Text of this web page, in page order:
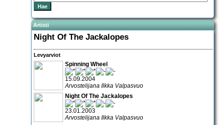
Artisti
Night Of The Jackalopes
Levyarviot
Spinning Wheel
15.09.2004
Arvostelijana Ilkka Valpasvuo
Night Of The Jackalopes
23.01.2003
Arvostelijana Ilkka Valpasvuo